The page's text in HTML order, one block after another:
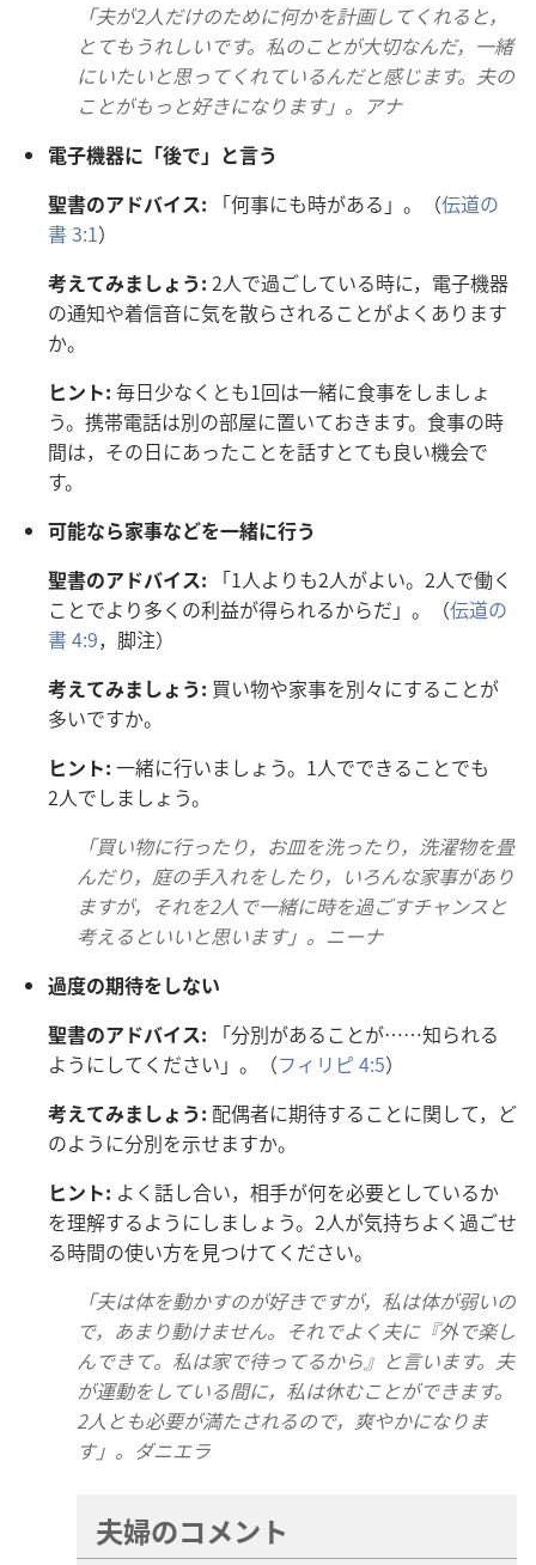
「夫が2人だけのために何かを計画してくれると，
とてもうれしいです。 私のことが大切なんだ， 一緒
にいたいと思ってくれているんだと感じます。 夫の
ことがもっと好きになります」。アナ
電子機器に「後で」と言う
聖書のアドバイス: 「何事にも時がある」。（伝道の
書 3:1）
考えてみましょう: 2人で過ごしている時に， 電子機器
の通知や着信音に気を散らされることがよくあります
か。
ヒント: 毎日少なくとも1回は一緒に食事をしましょ
う。 携帯電話は別の部屋に置いておきます。 食事の時
間は，その日にあったことを話すとても 良い機会で
す。
可能なら家事などを一緒に行う
聖書のアドバイス: 「1人よりも2人がよい。 2人で働く
ことでより多くの利益が得られるからだ」。（伝道の
書 4:9， 脚注）
考えてみましょう: 買い物や家事を別々にすることが
多いですか。
ヒント: 一緒に行いましょう。 1人でできることでも
2人でしましょう。
「買い物に行ったり，お皿を洗ったり， 洗濯物を畳
んだり， 庭の手入れをしたり，いろんな家事があり
ますが，それを2人で一緒に時を過ごすチャンスと
考えるといいと思います」。ニーナ
過度の期待をしない
聖書のアドバイス: 「分別があることが……知られる
ようにしてください」。（フィリピ 4:5）
考えてみましょう: 配偶者に期待することに関して，ど
のように分別を示せますか。
ヒント: よく 話し合い， 相手が何を必要としているか
を理解するようにしましょう。 2人が気持ちよく 過ごせ
る時間の使い方を 見つけてください。
「夫は体を動かすのが好きですが， 私は体が弱いの
で，あまり動けません。それでよく夫に『外で楽し
んできて。 私は家で待ってるから』と言います。 夫
が運動をしている間に， 私は休むことができます。
2人 とも必要が満たされるので， 爽やかになりま
す」。ダニエラ
夫婦のコメント